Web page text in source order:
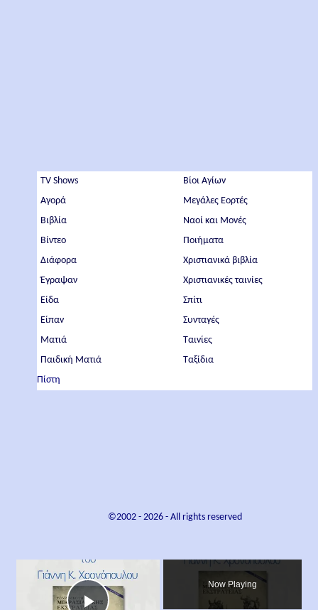
TV Shows
Αγορά
Βιβλία
Βίντεο
Διάφορα
Έγραψαν
Είδα
Είπαν
Ματιά
Παιδική Ματιά
Πίστη
Βίοι Αγίων
Μεγάλες Εορτές
Ναοί και Μονές
Ποιήματα
Χριστιανικά βιβλία
Χριστιανικές ταινίες
Σπίτι
Συνταγές
Ταινίες
Ταξίδια
©2002 - 2026- All rights reserved
Now Playing